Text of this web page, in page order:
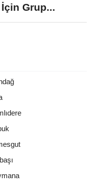
İçin Grup...